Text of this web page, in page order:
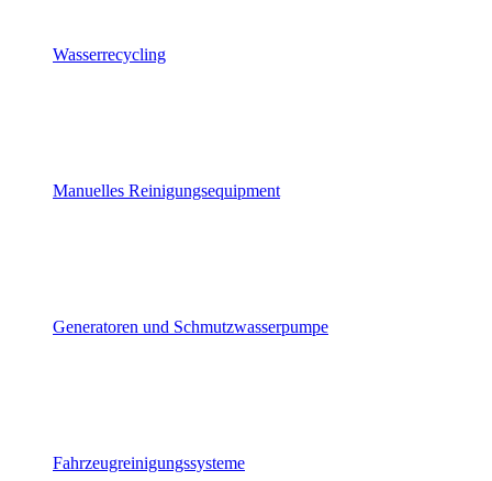
Wasserrecycling
Manuelles Reinigungsequipment
Generatoren und Schmutzwasserpumpe
Fahrzeugreinigungssysteme